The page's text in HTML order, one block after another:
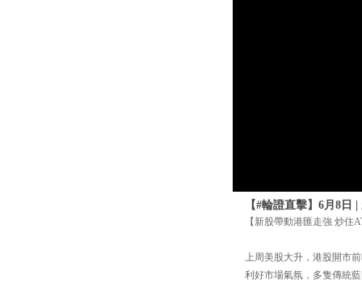
【#輪證直擊】6月8
【新股帶動港匯走強 炒住
上周美股大升，港股開市
利好市場氣氛，多隻傳統